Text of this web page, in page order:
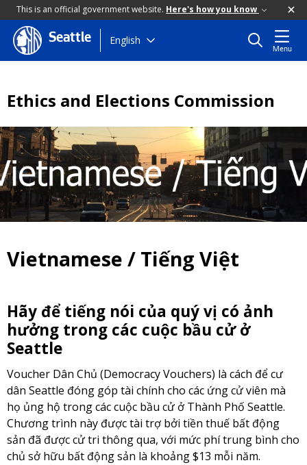
This is an official government website. Here's how you know
Skip
to
Seattle English
Menu
Ethics and Elections Commission
Vietnamese / Tiếng Việt
Hãy để tiếng nói của quý vị có ảnh
hưởng trong các cuộc bầu cử ở
Seattle
Voucher Dân Chủ (Democracy Vouchers) là cách để cư
dân Seattle đóng góp tài chính cho các ứng cử viên mà
họ ủng hộ trong các cuộc bầu cử ở Thành Phố Seattle.
Chương trình này được tài trợ bởi tiền thuế bất động
sản đã được cử tri thông qua, với mức phí trung bình cho
chủ sở hữu bất động sản là khoảng $13 mỗi năm.